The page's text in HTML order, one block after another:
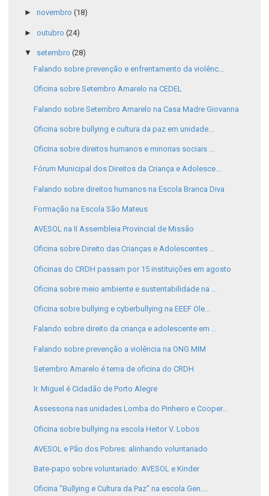
► novembro (18)
► outubro (24)
▼ setembro (28)
Falando sobre prevenção e enfrentamento da violênc...
Oficina sobre Setembro Amarelo na CEDEL
Falando sobre Setembro Amarelo na Casa Madre Giovanna
Oficina sobre bullying e cultura da paz em unidade...
Oficina sobre direitos humanos e minorias sociais ...
Fórum Municipal dos Direitos da Criança e Adolesce...
Falando sobre direitos humanos na Escola Branca Diva
Formação na Escola São Mateus
AVESOL na II Assembleia Provincial de Missão
Oficina sobre Direito das Crianças e Adolescentes ...
Oficinas do CRDH passam por 15 instituições em agosto
Oficina sobre meio ambiente e sustentabilidade na ...
Oficina sobre bullying e cyberbullying na EEEF Ole...
Falando sobre direito da criança e adolescente em ...
Falando sobre prevenção a violência na ONG MIM
Setembro Amarelo é tema de oficina do CRDH
Ir. Miguel é Cidadão de Porto Alegre
Assessoria nas unidades Lomba do Pinheiro e Cooper...
Oficina sobre bullying na escola Heitor V. Lobos
AVESOL e Pão dos Pobres: alinhando voluntariado
Bate-papo sobre voluntariado: AVESOL e Kinder
Oficina "Bullying e Cultura da Paz" na escola Gen....